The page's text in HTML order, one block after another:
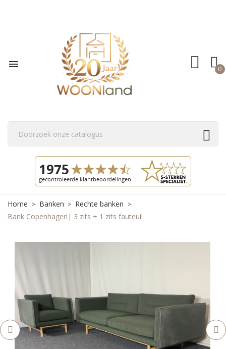
 0
Home Banken
Rechte banken
Bank Copenhagen| 3 zits + 1 zits fauteuil